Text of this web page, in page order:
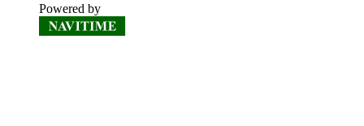
Powered by